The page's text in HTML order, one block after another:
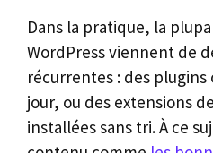
Dans la pratique, la
WordPress viennent de
récurrentes : des plugins
jour, ou des extensions
installées sans tri. À ce